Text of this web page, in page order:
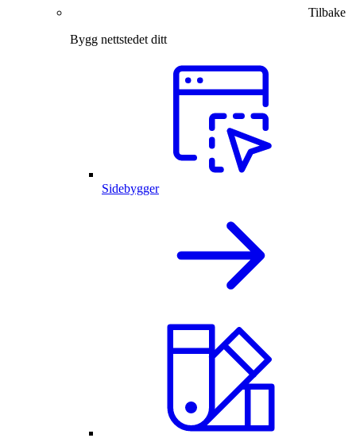
Tilbake
Bygg nettstedet ditt
Sidebygger